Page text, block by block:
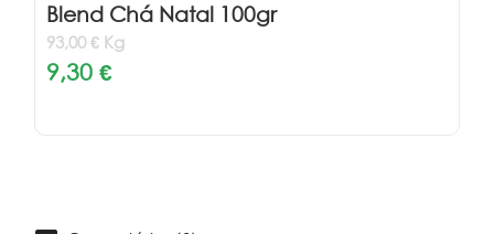
Blend Chá Natal 100gr
93,00 € Kg
9,30 €